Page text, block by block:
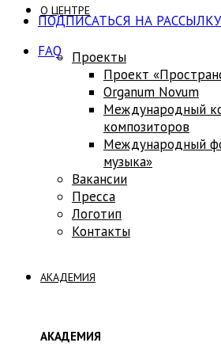
ПОДПИСАТЬСЯ НА РАССЫЛКУ
FAQ
О ЦЕНТРЕ
Проекты
Проект
Оrganum Novum
Международный
композиторов
Международный
музыка»
Вакансии
Пресса
Логотип
Контакты
АКАДЕМИЯ
АКАДЕМИЯ